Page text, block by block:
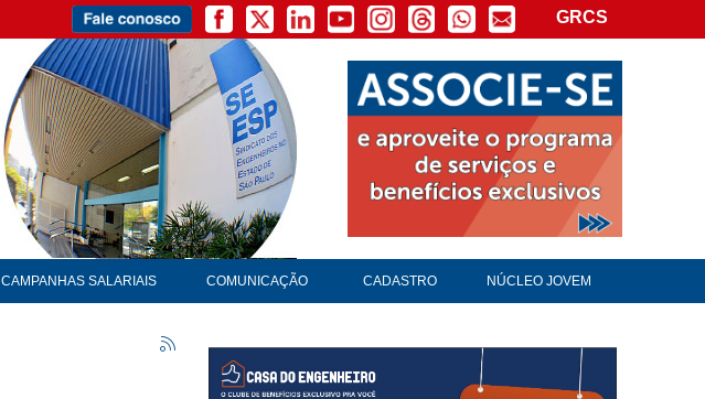
GRCS
CAMPANHAS SALARIAIS COMUNICAÇÃO CADASTRO NÚCLEO JOVEM